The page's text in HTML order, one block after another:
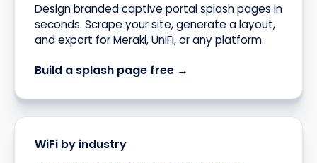
Design branded captive portal splash pages in
seconds. Scrape your site, generate a layout,
and export for Meraki, UniFi, or any platform.
Build a splash page free →
WiFi by industry